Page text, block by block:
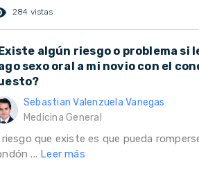
284 vistas
algún riesgo o problema si
sexo oral a mi novio con el
Sebastian Valenzuela Vanegas
Medicina General
riesgo que existe es que pueda
... Leer más